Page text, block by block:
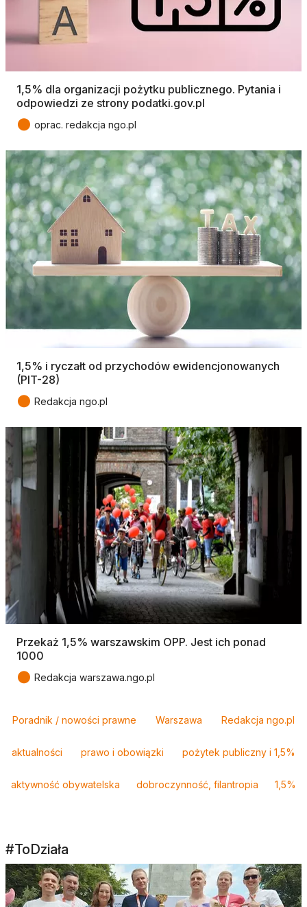
1,5% dla organizacji pożytku publicznego. Pytania i
odpowiedzi ze strony podatki.gov.pl
● oprac. redakcja ngo.pl
1,5% i ryczałt od przychodów ewidencjonowanych
(PIT-28)
● Redakcja ngo.pl
Przekaż 1,5% warszawskim OPP. Jest ich ponad
1000
● Redakcja warszawa.ngo.pl
Poradnik / nowości prawne Warszawa Redakcja ngo.pl
aktualności prawo i obowiązki pożytek publiczny i 1,5%
aktywność obywatelska dobroczynność, filantropia 1,5%
#ToDziała